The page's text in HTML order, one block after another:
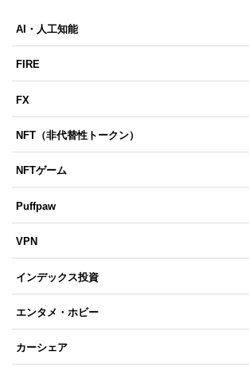
AI・人工知能
FIRE
FX
NFT（非代替性トークン）
NFTゲーム
Puffpaw
VPN
インデックス投資
エンタメ・ホビー
カーシェア